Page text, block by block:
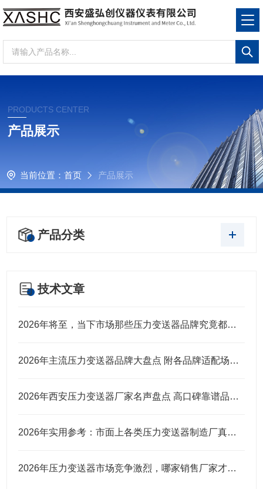
PRODUCTS CENTER
产品展示
当前位置： 首页 产品展示
产品分类
技术文章
2026年将至，当下市场那些压力变送器品牌究竟都有谁？
2026年主流压力变送器品牌大盘点 附各品牌适配场景及选购建议
2026年西安压力变送器厂家名声盘点 高口碑靠谱品牌都给你整理好了
2026年实用参考：市面上各类压力变送器制造厂真实口碑全解析
2026年压力变送器市场竞争激烈，哪家销售厂家才是行业值得选择